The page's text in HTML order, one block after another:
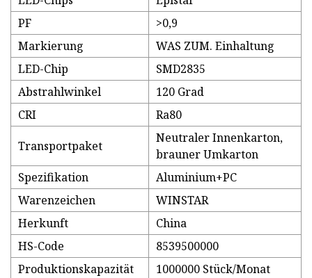
PF
>0,9
Markierung
WAS ZUM. Einhaltung
LED-Chip
SMD2835
Abstrahlwinkel
120 Grad
CRI
Ra80
Transportpaket
Neutraler Innenkarton,
brauner Umkarton
Spezifikation
Aluminium+PC
Warenzeichen
WINSTAR
Herkunft
China
HS-Code
8539500000
Produktionskapazität
1000000 Stück/Monat